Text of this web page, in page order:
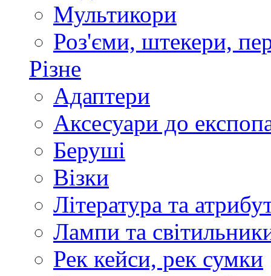
Мультикори
Роз'єми, штекери,
Різне
Адаптери
Аксесуари до
Беруші
Візки
Література та
Лампи та
Рек кейси, рек сумки